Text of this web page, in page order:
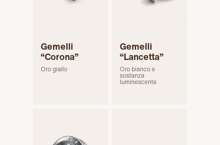
Gemelli
“Corona”
Oro giallo
Gemelli
“Lancetta”
Oro bianco e
sostanza
luminescente